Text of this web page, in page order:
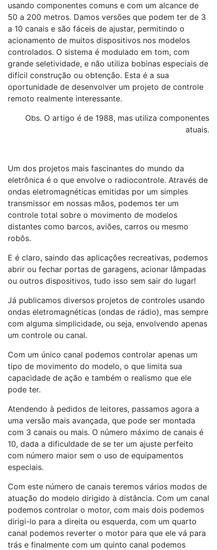
usando componentes comuns e com um alcance de
50 a 200 metros. Damos versões que podem ter de 3
a 10 canais e são fáceis de ajustar, permitindo o
acionamento de muitos dispositivos nos modelos
controlados. O sistema é modulado em tom, com
grande seletividade, e não utiliza bobinas especiais de
difícil construção ou obtenção. Esta é a sua
oportunidade de desenvolver um projeto de controle
remoto realmente interessante.
Obs. O artigo é de 1988, mas utiliza componentes
atuais.
Um dos projetos mais fascinantes do mundo da
eletrônica é o que envolve o radiocontrole. Através de
ondas eletromagnéticas emitidas por um simples
transmissor em nossas mãos, podemos ter um
controle total sobre o movimento de modelos
distantes como barcos, aviões, carros ou mesmo
robôs.
E é claro, saindo das aplicações recreativas, podemos
abrir ou fechar portas de garagens, acionar lâmpadas
ou outros dispositivos, tudo isso sem sair do lugar!
Já publicamos diversos projetos de controles usando
ondas eletromagnéticas (ondas de rádio), mas sempre
com alguma simplicidade, ou seja, envolvendo apenas
um controle ou canal.
Com um único canal podemos controlar apenas um
tipo de movimento do modelo, o que limita sua
capacidade de ação e também o realismo que ele
pode ter.
Atendendo à pedidos de leitores, passamos agora a
uma versão mais avançada, que pode ser montada
com 3 canais ou mais. O número máximo de canais é
10, dada a dificuldade de se ter um ajuste perfeito
com número maior sem o uso de equipamentos
especiais.
Com este número de canais teremos vários modos de
atuação do modelo dirigido à distância. Com um canal
podemos controlar o motor, com mais dois podemos
dirigi-lo para a direita ou esquerda, com um quarto
canal podemos reverter o motor para que ele vá para
trás e finalmente com um quinto canal podemos